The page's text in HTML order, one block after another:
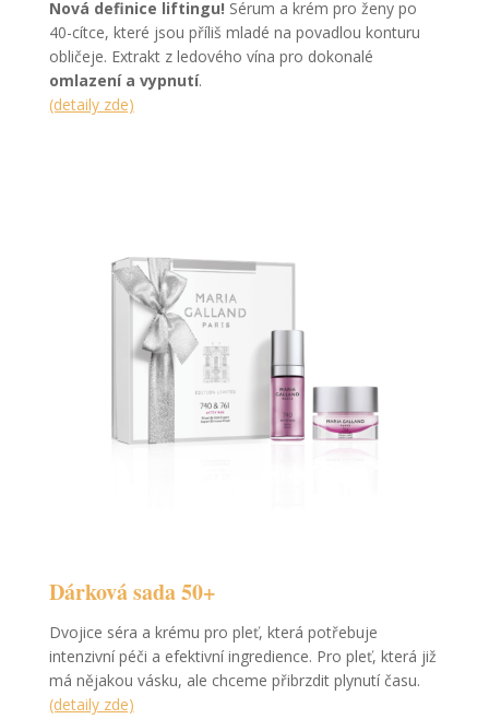
Nová definice liftingu! Sérum a krém pro ženy po
40-cítce, které jsou příliš mladé na povadlou konturu
obličeje. Extrakt z ledového vína pro dokonalé
omlazení a vypnutí.
(detaily zde)
Dárková sada 50+
Dvojice séra a krému pro pleť, která potřebuje
intenzivní péči a efektivní ingredience. Pro pleť, která již
má nějakou vásku, ale chceme přibrzdit plynutí času.
(detaily zde)